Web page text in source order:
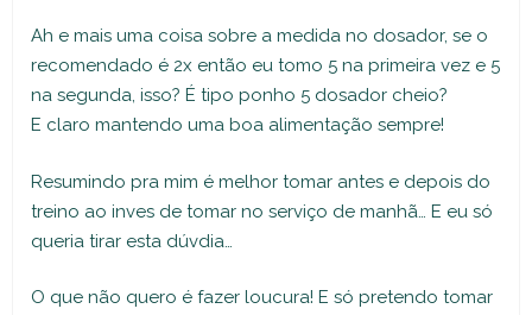
Ah e mais uma coisa sobre a medida no dosador, se o
recomendado é 2x então eu tomo 5 na primeira vez e 5
na segunda, isso? É tipo ponho 5 dosador cheio?
E claro mantendo uma boa alimentação sempre!
Resumindo pra mim é melhor tomar antes e depois do
treino ao inves de tomar no serviço de manhã… E eu só
queria tirar esta dúvdia…
O que não quero é fazer loucura! E só pretendo tomar